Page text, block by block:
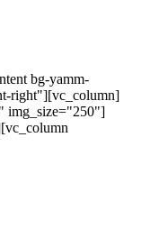
bg-yamm-
right"][vc_column]
img_size="250"]